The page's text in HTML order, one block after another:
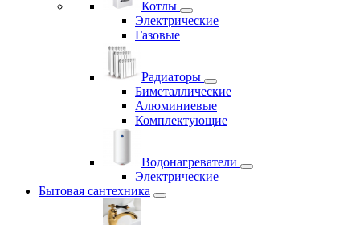
Котлы
Электрические
Газовые
Радиаторы
Биметаллические
Алюминиевые
Комплектующие
Водонагреватели
Электрические
Бытовая сантехника